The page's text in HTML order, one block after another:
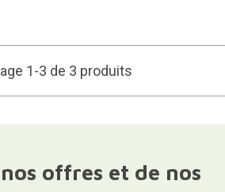
1-3 de 3 produits
offres et de nos